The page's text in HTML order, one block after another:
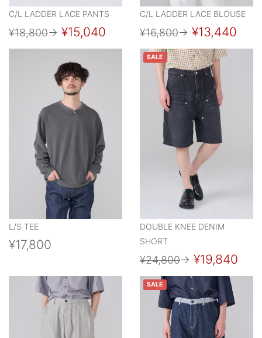
C/L LADDER LACE PANTS
¥18,800→ ¥15,040
C/L LADDER LACE BLOUSE
¥16,800→ ¥13,440
L/S TEE
¥17,800
SALE
DOUBLE KNEE DENIM
SHORT
¥24,800→ ¥19,840
SALE